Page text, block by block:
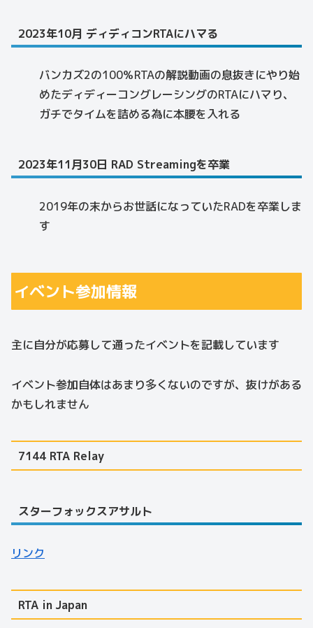
2023年10月 ディディコンRTAにハマる
バンカズ2の100％RTAの解説動画の息抜きにやり始
めたディディーコングレーシングのRTAにハマり、
ガチでタイムを詰める為に本腰を入れる
2023年11月30日 RAD Streamingを卒業
2019年の末からお世話になっていたRADを卒業しま
す
イベント参加情報
主に自分が応募して通ったイベントを記載しています
イベント参加自体はあまり多くないのですが、抜けがある
かもしれません
7144 RTA Relay
スターフォックスアサルト
リンク
RTA in Japan